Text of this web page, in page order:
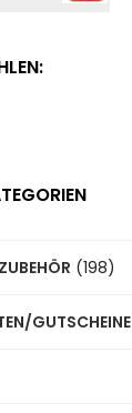
(198)
GUTSCHEINE